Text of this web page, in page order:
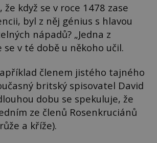
že když se v roce 1478 zase
byl z něj génius s hlavou
nápadů? „Jedna z
se v té době u někoho učil.
členem jistého tajného
britský spisovatel David
dobu se spekuluje, že
ze členů Rosenkruciánů
a kříže).